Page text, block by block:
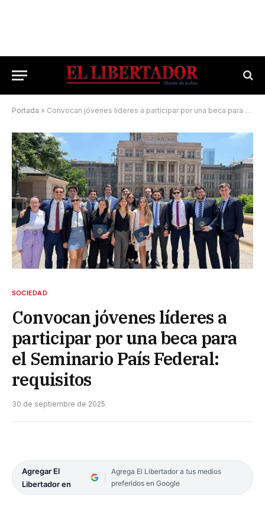
Portada » Convocan jóvenes líderes a participar por una beca para el Seminario País Federal: requisitos
SOCIEDAD
Convocan jóvenes líderes a
participar por una beca para
el Seminario País Federal:
requisitos
30 de septiembre de 2025
Agregar El
Libertador en
Agrega El Libertador a tus medios
preferidos en Google